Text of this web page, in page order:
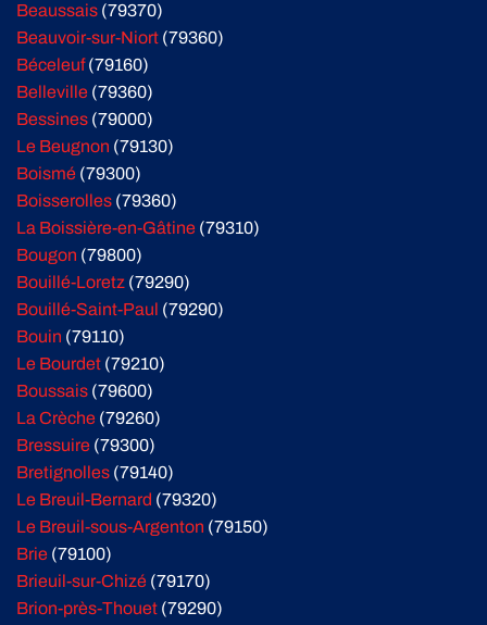
Beaussais (79370)
Beauvoir-sur-Niort (79360)
Béceleuf(79160)
Belleville (79360)
Bessines (79000)
Le Beugnon (79130)
Boismé (79300)
Boisserolles (79360)
La Boissière-en-Gâtine (79310)
Bougon (79800)
Bouillé-Loretz (79290)
Bouillé-Saint-Paul (79290)
Bouin (79110)
Le Bourdet (79210)
Boussais (79600)
La Crèche (79260)
Bressuire (79300)
Bretignolles (79140)
Le Breuil-Bernard (79320)
Le Breuil-sous-Argenton (79150)
Brie (79100)
Brieuil-sur-Chizé (79170)
Brion-près-Thouet (79290)